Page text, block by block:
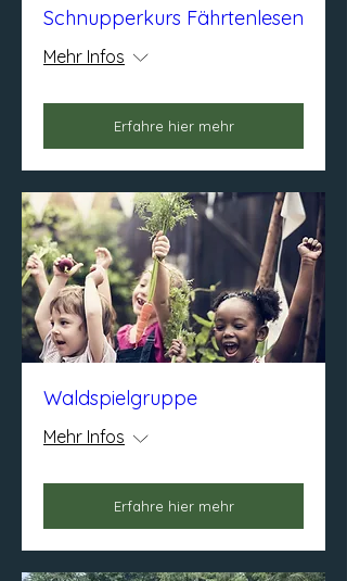
Schnupperkurs Fährtenlesen
Mehr Infos
Erfahre hier mehr
Waldspielgruppe
Mehr Infos
Erfahre hier mehr